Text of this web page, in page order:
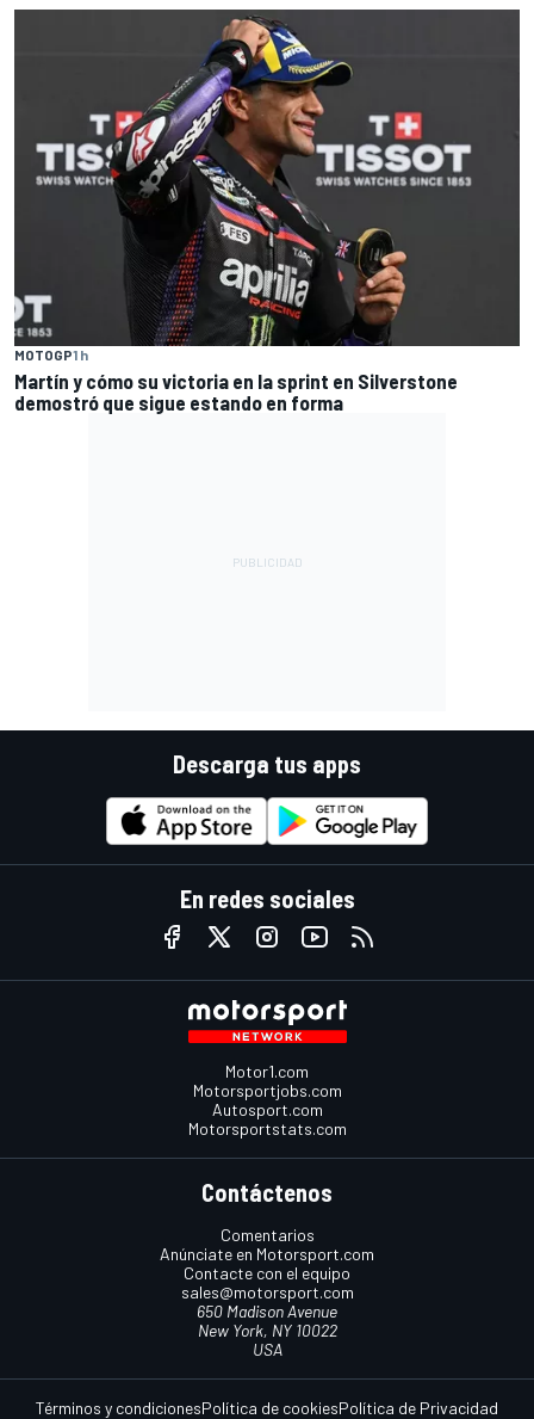
MOTOGP1 h
Martín y cómo su victoria en la sprint en Silverstone
demostró que sigue estando en forma
Descarga tus apps
En redes sociales
Motor1.com
Motorsportjobs.com
Autosport.com
Motorsportstats.com
Contáctenos
Comentarios
Anúnciate en Motorsport.com
Contacte con el equipo
sales@motorsport.com
650 Madison Avenue
New York, NY 10022
USA
Términos y condicionesPolítica de cookiesPolítica de Privacidad